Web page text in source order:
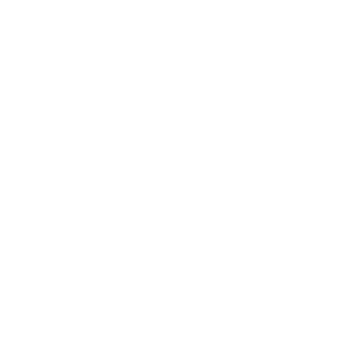
Pluvial
Calçamento
de Estradas Rurais
em Paralelepípedo